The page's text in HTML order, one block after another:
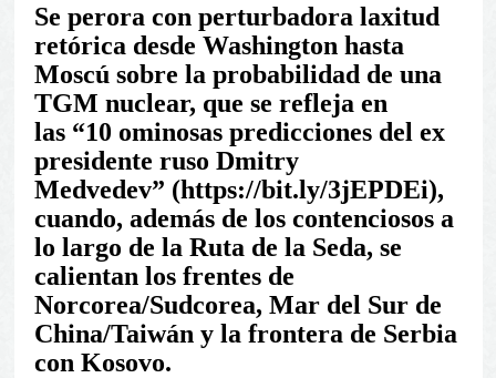
Se perora con perturbadora laxitud
retórica desde Washington hasta
Moscú sobre la probabilidad de una
TGM nuclear, que se refleja en
las
10 ominosas predicciones del ex
presidente ruso Dmitry
Medvedev
(https://bit.ly/3jEPDEi),
cuando, además de los contenciosos a
lo largo de la Ruta de la Seda, se
calientan los frentes de
Norcorea/Sudcorea, Mar del Sur de
China/Taiwán y la frontera de Serbia
con Kosovo.